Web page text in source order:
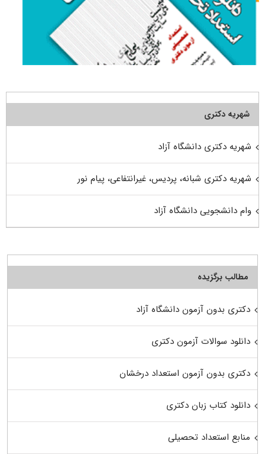
شهریه دکتری
شهریه دکتری دانشگاه آزاد
شهریه دکتری شبانه، پردیس، غیرانتفاعی، پیام نور
وام دانشجویی دانشگاه آزاد
مطالب برگزیده
دکتری بدون آزمون دانشگاه آزاد
دانلود سوالات آزمون دکتری
دکتری بدون آزمون استعداد درخشان
دانلود کتاب زبان دکتری
منابع استعداد تحصیلی